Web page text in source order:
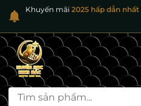
Khuyến mãi 2025 hấp dẫn nhất